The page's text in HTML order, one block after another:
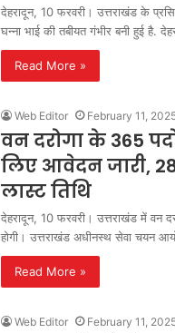
देहरादून, 10 फरवरी। उत्तराखंड के
घन्ना भाई की तबीयत गंभीर बनी हुई है.
Read More »
Web Editor February 11,
वन दरोगा के 365
लिए आवेदन जारी,
लास्ट तिथि
देहरादून, 10 फरवरी। उत्तराखंड में वन
होगी। उत्तराखंड अधीनस्थ सेवा चयन
Read More »
Web Editor February 11,